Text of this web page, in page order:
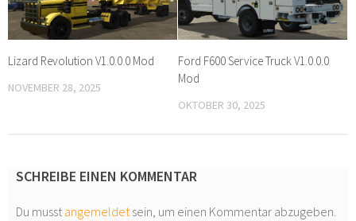
Lizard Revolution V1.0.0.0 Mod
NOVEMBER 28, 2025
Ford F600 Service Truck V1.0.0.0
Mod
OKTOBER 30, 2025
SCHREIBE EINEN KOMMENTAR
Du musstangemeldetsein, um einen Kommentar abzugeben.